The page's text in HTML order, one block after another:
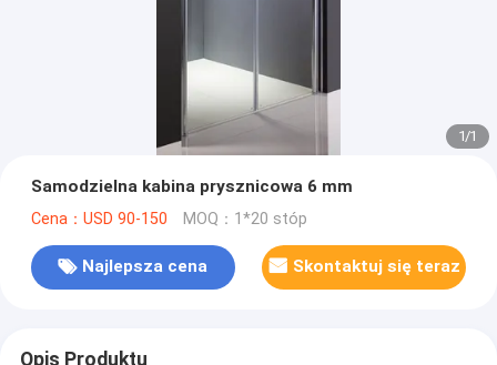
1/1
Samodzielna kabina prysznicowa 6 mm
Cena：USD 90-150 MOQ：1*20 stóp
Najlepsza cena Skontaktuj się teraz
Opis Produktu